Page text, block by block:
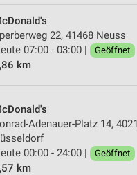
22, 41468 Neuss
07:00 - 03:00 |
Geöffnet
km
Adenauer-Platz 14,
00:00 - 24:00 |
Geöffnet
km